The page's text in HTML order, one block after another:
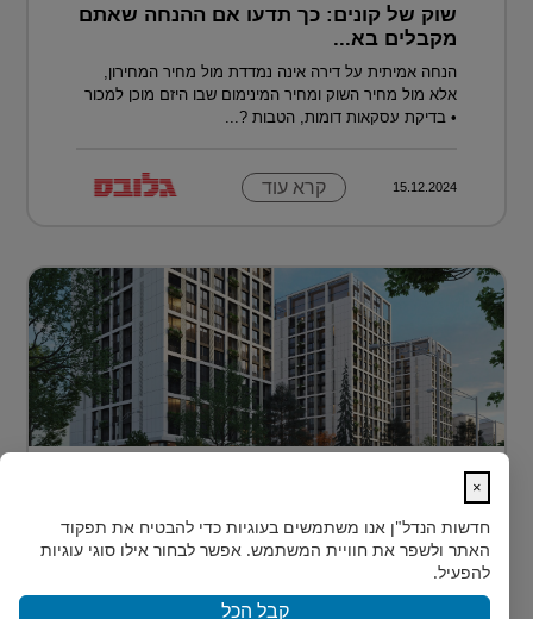
שוק של קונים: כך תדעו אם ההנחה שאתם
מקבלים בא...
הנחה אמיתית על דירה אינה נמדדת מול מחיר המחירון,
אלא מול מחיר השוק ומחיר המינימום שבו היזם מוכן למכור
• בדיקת עסקאות דומות, הטבות ?...
15.12.2024 קרא עוד
כשחושבים על השקעות נדל"ן מעבר לים, מדינה אחת
נמצאת בשנים האחרונות בראש הרשימה של משקיעים
ישראלים רבים: גאורגיה. ...
×
חדשות הנדל"ן אנו משתמשים בעוגיות כדי להבטיח את תפקוד
האתר ולשפר את חוויית המשתמש. אפשר לבחור אילו סוגי עוגיות
להפעיל.
קבל הכל